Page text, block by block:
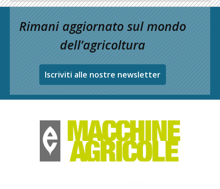
Rimani aggiornato sul mondo
dell’agricoltura
Iscriviti alle nostre newsletter